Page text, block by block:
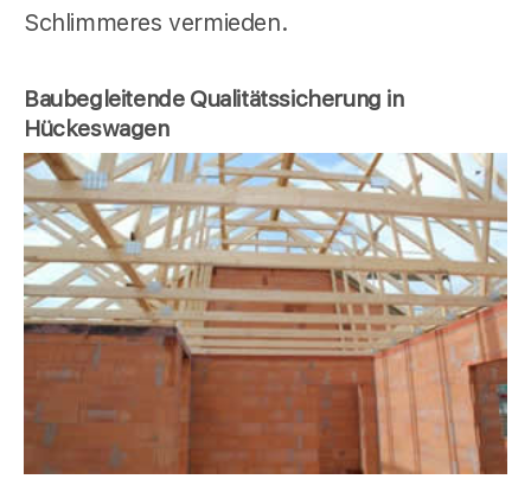
Schlimmeres vermieden.
Baubegleitende Qualitätssicherung in
Hückeswagen